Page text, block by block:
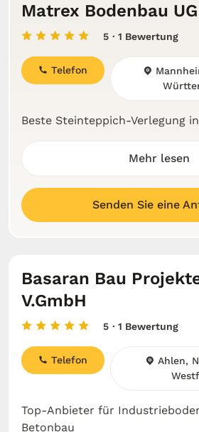
Matrex Bodenbau UG
5 · 1 Bewertung
Beste Steinteppich-Verlegung
Telefon
Mehr lesen
Senden Sie eine
Basaran Bau
V.GmbH
5 · 1 Bewertung
Top-Anbieter für
Betonbau
Telefon
Ahlen,